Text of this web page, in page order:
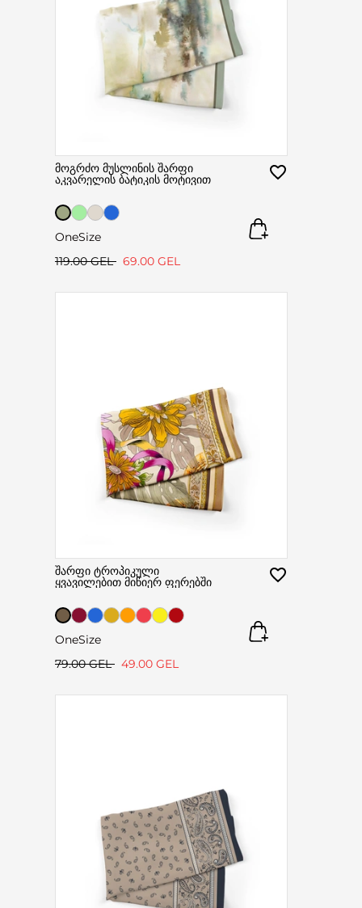
მოგრძო მუსლინის შარფი
აკვარელის ბატიკის მოტივით
OneSize
119.00 GEL 69.00 GEL
შარფი ტროპიკული
ყვავილებით მიწიერ ფერებში
OneSize
79.00 GEL 49.00 GEL